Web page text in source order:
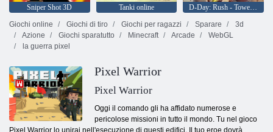
Sniper Shot 3D Tanki online
D-Day: Rush - Tower Defense
Giochi online
Giochi di tiro Giochi per ragazzi Sparare
3d
Azione
Giochi sparatutto Minecraft Arcade
WebGL
la guerra pixel
Pixel Warrior
Pixel Warrior
Oggi il comando gli ha affidato numerose e
pericolose missioni in tutto il mondo. Tu nel gioco
Pixel Warrior lo unirai nell'esecuzione di questi edifici. Il tuo eroe dovrà